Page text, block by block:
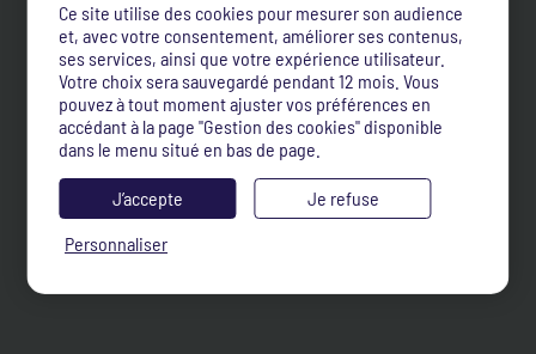
Ce site utilise des cookies pour mesurer son audience
et, avec votre consentement, améliorer ses contenus,
ses services, ainsi que votre expérience utilisateur.
Votre choix sera sauvegardé pendant 12 mois. Vous
pouvez à tout moment ajuster vos préférences en
accédant à la page "Gestion des cookies" disponible
dans le menu situé en bas de page.
J’accepte
Je refuse
Personnaliser